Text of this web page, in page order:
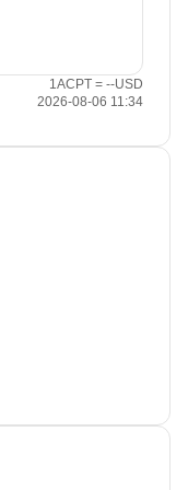
1ACPT = --USD
2026-08-06 11:34